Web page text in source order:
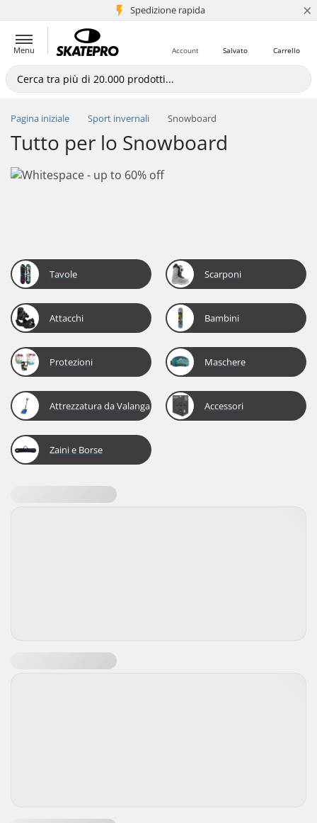
Spedizione rapida
+5 mln di clienti ×
Menu Carrello
Salvato
Account
Pagina iniziale Sport invernali Snowboard
Tutto per lo Snowboard
Tavole Scarponi
Attacchi Bambini
Protezioni Maschere
Attrezzatura da Valanga Accessori
Zaini e Borse